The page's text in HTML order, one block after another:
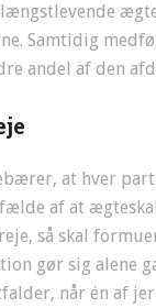
Samtidig
andel af den
at hver
af at
så skal
gør sig alene
når én af